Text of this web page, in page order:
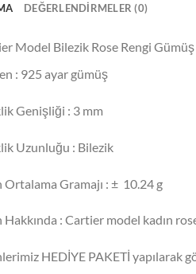
DEĞERLENDIRMELER (0)
Model Bilezik Rose Rengi
: 925 ayar gümüş
Genişliği : 3 mm
Uzunluğu : Bilezik
Ortalama Gramajı : ± 10.24 g
Hakkında : Cartier model kadın
HEDİYE PAKETİ yapılarak